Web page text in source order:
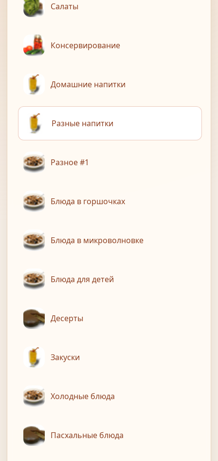
Салаты
Консервирование
Домашние напитки
Разные напитки
Разное #1
Блюда в горшочках
Блюда в микроволновке
Блюда для детей
Десерты
Закуски
Холодные блюда
Пасхальные блюда